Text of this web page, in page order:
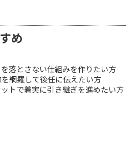
め
落とさない仕組みを作りたい方
網羅して後任に伝えたい方
トで着実に引き継ぎを進めたい方